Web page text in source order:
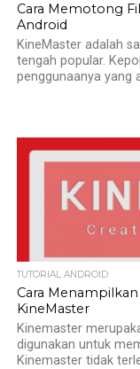
Cara Memotong
Android
KineMaster adalah
tengah popular.
penggunaanya yang
TUTORIAL ANDROID
Cara
KineMaster
Kinemaster
digunakan untuk
Kinemaster tidak